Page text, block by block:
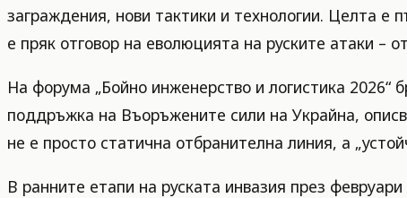
заграждения, нови тактики и технологии. Целта е
е пряк отговор на еволюцията на руските атаки –
На форума „Бойно инженерство и логистика 2026“
поддръжка на Въоръжените сили на Украйна,
не е просто статична отбранителна линия, а
В ранните етапи на руската инвазия през